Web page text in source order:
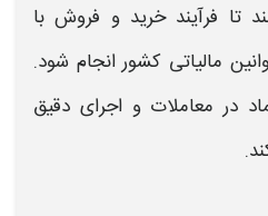
تا فرآیند خرید و فروش با
مالیاتی کشور انجام شود.
در معاملات و اجرای دقیق
.